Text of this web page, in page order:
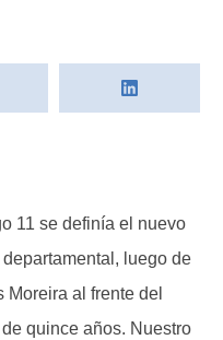
11 se definía el nuevo
luego de
Moreira al frente del
quince años. Nuestro